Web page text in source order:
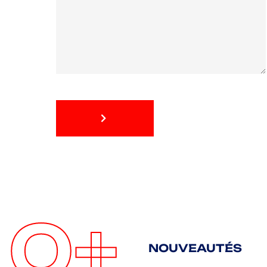
ENVOYER
NOUVEAUTÉS